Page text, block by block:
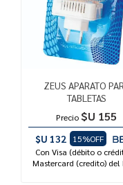
ZEUS APARATO
TABLETAS
Precio $U 155
$U 132
15%OFF
Con Visa (débito o
Mastercard (credito) del